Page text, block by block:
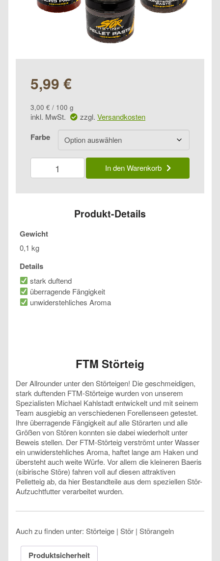
FTM Störteig
Der Allrounder unter den Störteigen! Die geschmeidigen,
stark duftenden FTM-Störteige wurden von unserem
Spezialisten Michael Kahlstadt entwickelt und mit seinem
Team ausgiebig an verschiedenen Forellenseen getestet.
Ihre überragende Fängigkeit auf alle Störarten und alle
Größen von Stören konnten sie dabei wiederholt unter
Beweis stellen. Der FTM-Störteig verströmt unter Wasser
ein unwiderstehliches Aroma, haftet lange am Haken und
übersteht auch weite Würfe. Vor allem die kleineren Baeris
(sibirische Störe) fahren voll auf diesen attraktiven
Pelletteig ab, da hier Bestandteile aus dem speziellen Stör-
Aufzuchtfutter verarbeitet wurden.
Auch zu finden unter: Störteige | Stör | Störangeln
5,99 €
3,00 € / 100 g
inkl. MwSt. zzgl. Versandkosten
Farbe
FTM
Menge
In den Warenkorb
Produkt-Details
Gewicht
0,1 kg
Details
stark duftend
überragende Fängigkeit
unwiderstehliches Aroma
Produktsicherheit